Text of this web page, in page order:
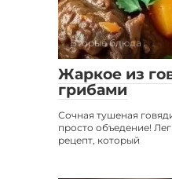
Вторые блюда
Жаркое из
грибами
Сочная тушеная
просто объедение!
рецепт, который